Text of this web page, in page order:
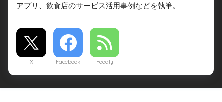
アプリ、飲食店のサービス活用事例などを執筆。
X Facebook Feedly